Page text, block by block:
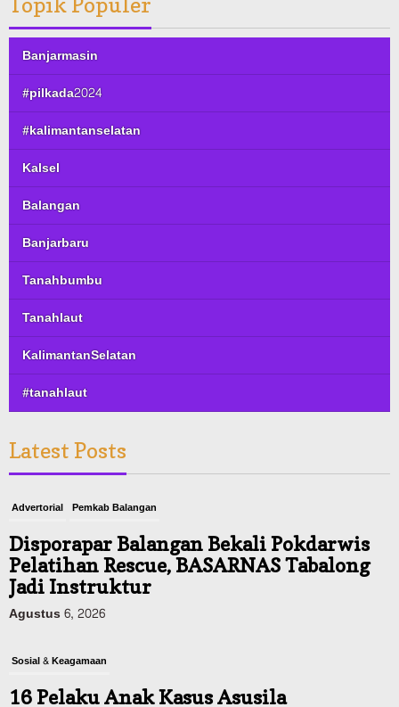
Topik Populer
Banjarmasin
#pilkada2024
#kalimantanselatan
Kalsel
Balangan
Banjarbaru
Tanahbumbu
Tanahlaut
KalimantanSelatan
#tanahlaut
Latest Posts
Advertorial Pemkab Balangan
Disporapar Balangan Bekali Pokdarwis
Pelatihan Rescue, BASARNAS Tabalong
Jadi Instruktur
Agustus 6, 2026
Sosial & Keagamaan
16 Pelaku Anak Kasus Asusila